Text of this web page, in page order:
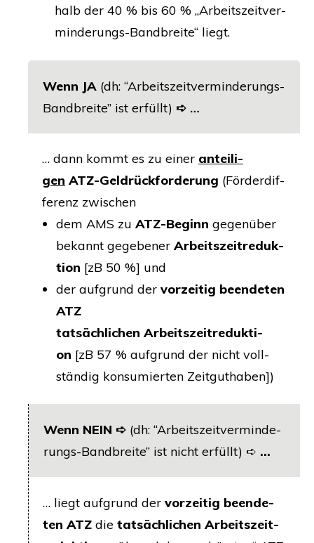
halb der 40 % bis 60 % „Arbeits­zeit­ver­
min­de­rungs-Band­brei­te“ liegt.
Wenn JA (dh: “Arbeits­zeit­ver­min­de­rungs-
Band­brei­te” ist erfüllt) ➪ …
… dann kommt es zu einer antei­li­
gen ATZ-Geld­rück­for­de­rung (För­der­dif­
fe­renz zwischen
dem AMS zu ATZ-Beginn gegen­über
bekannt gege­be­ner Arbeits­zeit­re­duk­
ti­on [zB 50 %] und
der auf­grund der vor­zei­tig been­de­ten
ATZ
tat­säch­li­chen Arbeits­zeit­re­duk­ti­
on [zB 57 % auf­grund der nicht voll­
stän­dig kon­su­mier­ten Zeitguthaben])
Wenn NEIN ➪ (dh: “Arbeits­zeit­ver­min­de­
rungs-Band­brei­te” ist nicht erfüllt) ➪ …
… liegt auf­grund der vor­zei­tig been­de­
ten ATZ die tat­säch­li­chen Arbeits­zeit­